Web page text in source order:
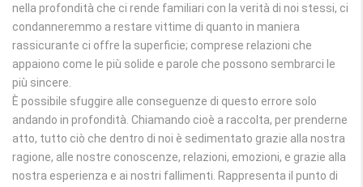
nella profondità che ci rende familiari con la verità di noi stessi, ci
condanneremmo a restare vittime di quanto in maniera
rassicurante ci offre la superficie; comprese relazioni che
appaiono come le più solide e parole che possono sembrarci le
più sincere.
È possibile sfuggire alle conseguenze di questo errore solo
andando in profondità. Chiamando cioè a raccolta, per prenderne
atto, tutto ciò che dentro di noi è sedimentato grazie alla nostra
ragione, alle nostre conoscenze, relazioni, emozioni, e grazie alla
nostra esperienza e ai nostri fallimenti. Rappresenta il punto di